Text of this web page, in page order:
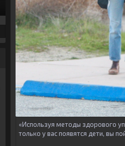
«Используя методы здорового
только у вас появятся дети, вы